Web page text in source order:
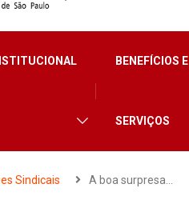
BENEFÍCIOS E
SERVIÇOS
Sindicais A boa surpresa…